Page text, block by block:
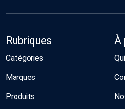
Rubriques
Catégories
Marques
Produits
À